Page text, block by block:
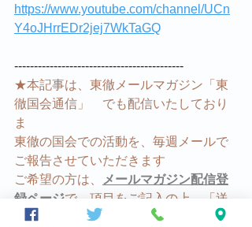
https://www.youtube.com/channel/UCn
Y4oJHrrEDr2jej7WkTaGQ
-------------------------------------------
★本記事は、東徹メールマガジン「東
徹国会通信」　でも配信いたしており
ま
東徹の国会での活動を、毎週メールで
ご報告させていただきます
ご希望の方は、
メールマガジン配信登
録ページで、項目をご記入の上、「送
信」ボタンを押してください。受付確